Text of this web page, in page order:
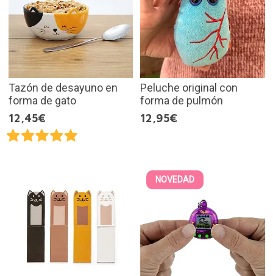
Tazón de desayuno en
forma de gato
12,45€
Peluche original con
forma de pulmón
12,95€
NOVEDAD